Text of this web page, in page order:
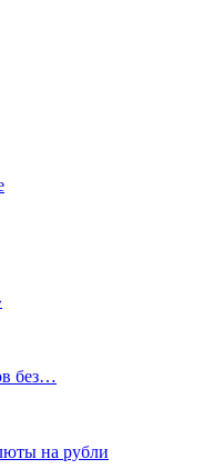
без…
на рубли